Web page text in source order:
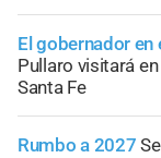
El gobernador en
Pullaro visitará
Santa Fe
Rumbo a 2027